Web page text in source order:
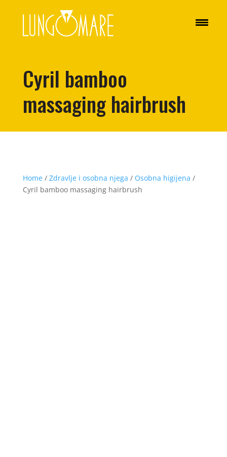
Cyril bamboo
massaging hairbrush
Home/ Zdravlje i osobna njega / Osobna higijena /
Cyril bamboo massaging hairbrush